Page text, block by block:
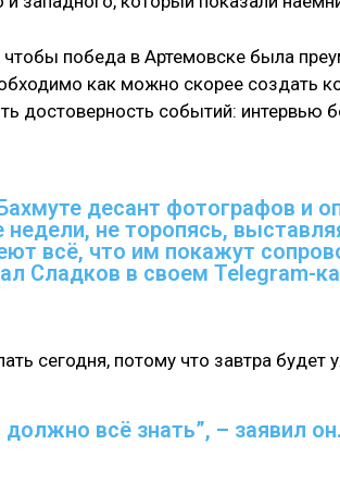
чтобы победа в Артемовске была
как можно скорее создать
достоверность событий: интервью
десант фотографов и
недели, не торопясь,
всё, что им покажут
Сладков в своем Telegram-
сегодня, потому что завтра будет
всё знать”, – заявил он.